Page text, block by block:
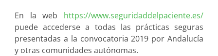
En la web https://www.seguridaddelpaciente.es/
puede accederse a todas las prácticas seguras
presentadas a la convocatoria 2019 por Andalucía
y otras comunidades autónomas.